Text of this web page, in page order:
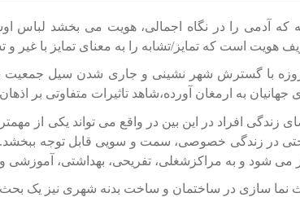
که آدمی را در نگاه اجمالی، هویت می بخشد لباس
هویت است که تمایز/تشابه را به معنای تمایز با غیر و
با گسترش شهر نشینی و جاری شدن سیل جمعیت
جهانیان به ارمغان آورده،شاهد تاثیرات متفاوتی بر
زندگی افراد در این بین در واقع می تواند یکی از
در زندگی خصوصی، سمت و سویی قابل توجه ببخشد.
می شود و به مراکزشغلی، تفریحی، بهداشتی،
نما سازی در ساختمان و ساخت بدنه شهری نیز یک